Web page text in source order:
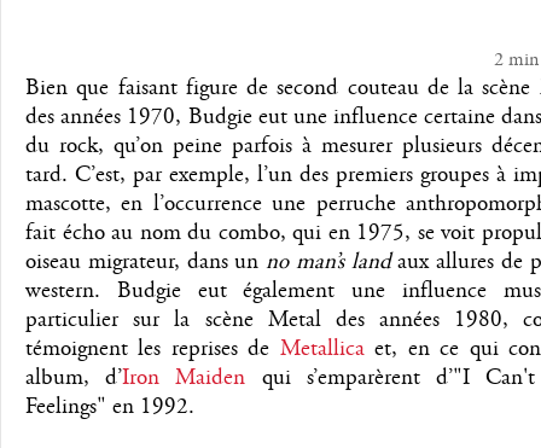
2 min
Bien que faisant figure de second couteau de la scène
des années 1970, Budgie eut une influence certaine
du rock, qu’on peine parfois à mesurer plusieurs
tard. C’est, par exemple, l’un des premiers groupes à
mascotte, en l’occurrence une perruche
fait écho au nom du combo, qui en 1975, se voit
oiseau migrateur, dans unno man’s landaux allures de
western. Budgie eut également une influence
particulier sur la scène Metal des années 1980,
témoignent les reprises de Metallicaet, en ce qui
album, d’Iron Maiden qui s’emparèrent d’"I
Feelings" en 1992.